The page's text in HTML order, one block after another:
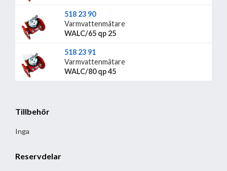
518 23 90
Varmvattenmätare
WALC/65 qp 25
518 23 91
Varmvattenmätare
WALC/80 qp 45
Tillbehör
Inga
Reservdelar